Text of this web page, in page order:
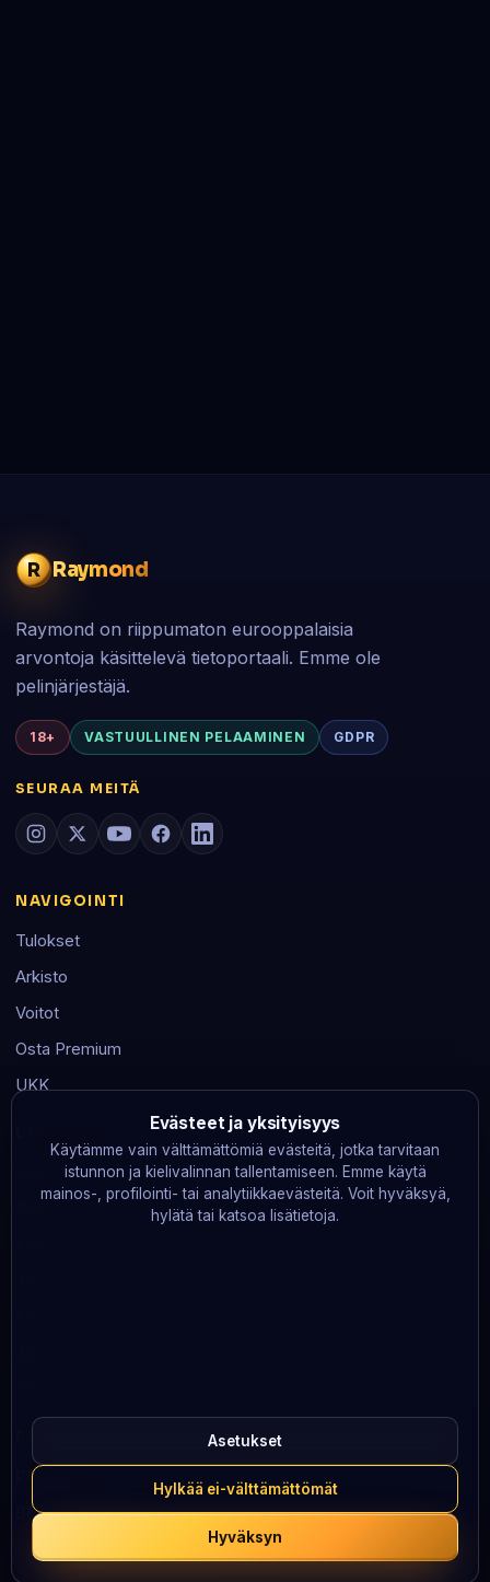
R Raymond
Raymond on riippumaton eurooppalaisia
arvontoja käsittelevä tietoportaali. Emme ole
pelinjärjestäjä.
18+ VASTUULLINEN PELAAMINEN GDPR
SEURAA MEITÄ
NAVIGOINTI
Tulokset
Arkisto
Voitot
Osta Premium
UKK
Vastuullinen pelaaminen
PELAA VASTUULLISESTI
Peluuri
BeGambleAware· 0808 8020 133
Evästeet ja yksityisyys
Käytämme vain välttämättömiä evästeitä, jotka tarvitaan
istunnon ja kielivalinnan tallentamiseen. Emme käytä
mainos-, profilointi- tai analytiikkaevästeitä. Voit hyväksyä,
hylätä tai katsoa lisätietoja.
Asetukset
Hylkää ei-välttämättömät
Hyväksyn